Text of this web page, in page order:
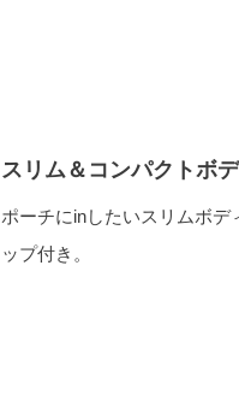
スリム＆コンパクトボ
ポーチにinしたいスリムボデ
ップ付き。